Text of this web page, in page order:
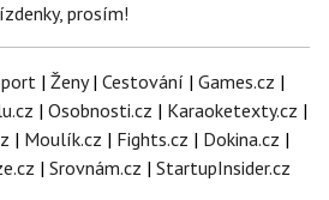
prosím!
| Ženy| Cestování | Games.cz |
| Osobnosti.cz | Karaoketexty.cz |
| Moulík.cz | Fights.cz | Dokina.cz |
| Srovnám.cz | StartupInsider.cz